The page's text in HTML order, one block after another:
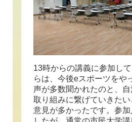
13時からの講義に参加し
らは、今後eスポーツをや
声が多数聞かれたのと、
取り組みに繋げていきた
意見が多かったです。参